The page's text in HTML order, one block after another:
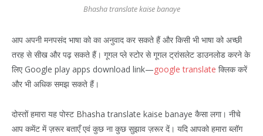
Bhasha translate kaise banaye
आप अपनी मनपसंद भाषा को का अनुवाद कर सकते हैं और किसी भी भाषा को अच्छी
तरह से सीख और पढ़ सकते हैं। गूगल प्ले स्टोर से गूगल ट्रांसलेट डाउनलोड करने के
लिए Google play apps download link—google translate क्लिक करें
और भी अधिक समझ सकते हैं।
दोस्तों हमारा यह पोस्ट Bhasha translate kaise banaye कैसा लगा। नीचे
आप कमेंट में ज़रूर बताएँ एवं कुछ ना कुछ सुझाव ज़रूर दें। यदि आपको हमारा ब्लॉग